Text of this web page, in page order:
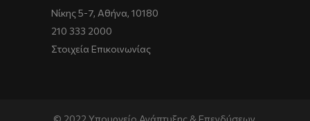
Νίκης 5-7, Αθήνα, 10180
210 333 2000
Στοιχεία Επικοινωνίας
© 2022 Υπουργείο Ανάπτυξης & Επενδύσεων,